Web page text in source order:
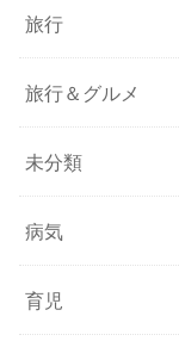
旅行
旅行＆グルメ
未分類
病気
育児